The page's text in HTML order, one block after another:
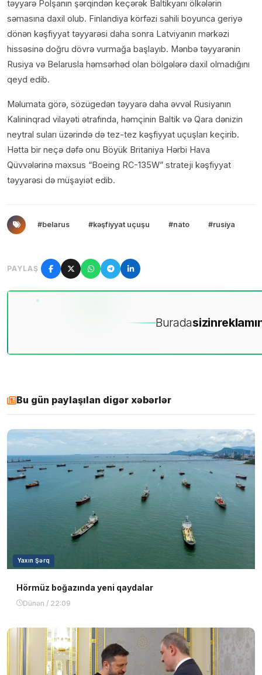
təyyarə Polşanın şərqindən keçərək Baltikyanı ölkələrin
səmasına daxil olub. Finlandiya körfəzi sahili boyunca geriyə
dönən kəşfiyyat təyyarəsi daha sonra Latviyanın mərkəzi
hissəsinə doğru dövrə vurmağa başlayıb. Mənbə təyyarənin
Rusiya və Belarusla həmsərhəd olan bölgələrə daxil olmadığını
qeyd edib.
Məlumata görə, sözügedən təyyarə daha əvvəl Rusiyanın
Kalininqrad vilayəti ətrafında, həmçinin Baltik və Qara dənizin
neytral suları üzərində də tez-tez kəşfiyyat uçuşları keçirib.
Hətta bir neçə dəfə onu Böyük Britaniya Hərbi Hava
Qüvvələrinə məxsus “Boeing RC-135W” strateji kəşfiyyat
təyyarəsi də müşayiət edib.
#belarus #kəşfiyyat uçuşu #nato #rusiya
PAYLAŞ
Buradasizin
Bu gün paylaşılan digər xəbərlər
Yaxın Şərq
Hörmüz boğazında yeni qaydalar
Dünən / 22:09